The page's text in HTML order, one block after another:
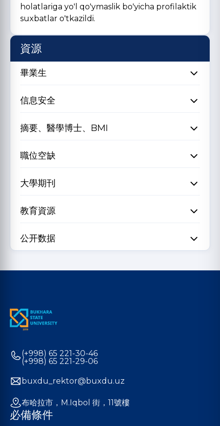
holatlariga yo'l qo'ymaslik bo'yicha profilaktik
suxbatlar o'tkazildi.
資源
畢業生
信息安全
摘要、醫學博士、BMI
職位空缺
大學期刊
教育資源
公开数据
(+998) 65 221-30-46
(+998) 65 221-29-06
buxdu_rektor@buxdu.uz
布哈拉市，M.Iqbol 街，11號樓
必備條件